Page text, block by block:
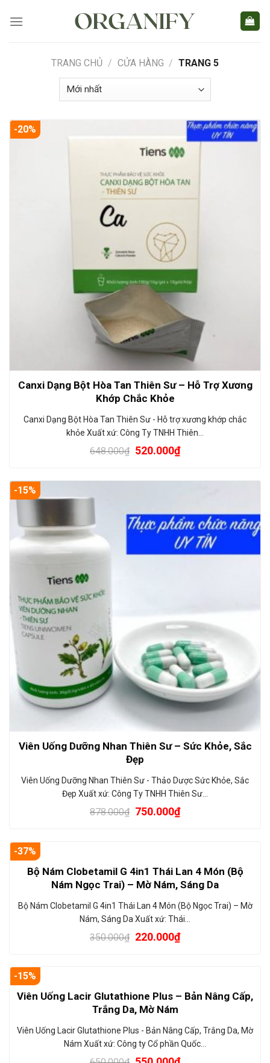
TRANG CHỦ / CỬA HÀNG / TRANG 5
-20%
Canxi Dạng Bột Hòa Tan Thiên Sư – Hỗ Trợ Xương
Khớp Chắc Khỏe
Canxi Dạng Bột Hòa Tan Thiên Sư - Hỗ trợ xương khớp chắc
khỏe Xuất xứ: Công Ty TNHH Thiên…
648.000₫ 520.000₫
-15%
Viên Uống Dưỡng Nhan Thiên Sư – Sức Khỏe, Sắc
Đẹp
Viên Uống Dưỡng Nhan Thiên Sư - Thảo Dược Sức Khỏe, Sắc
Đẹp Xuất xứ: Công Ty TNHH Thiên Sư…
878.000₫ 750.000₫
-37%
Bộ Nám Clobetamil G 4in1 Thái Lan 4 Món (Bộ
Nám Ngọc Trai) – Mờ Nám, Sáng Da
Bộ Nám Clobetamil G 4in1 Thái Lan 4 Món (Bộ Ngọc Trai) – Mờ
Nám, Sáng Da Xuất xứ: Thái…
350.000₫ 220.000₫
-15%
Viên Uống Lacir Glutathione Plus – Bản Nâng Cấp,
Trắng Da, Mờ Nám
Viên Uống Lacir Glutathione Plus - Bản Nâng Cấp, Trắng Da, Mờ
Nám Xuất xứ: Công ty Cổ phần Quốc…